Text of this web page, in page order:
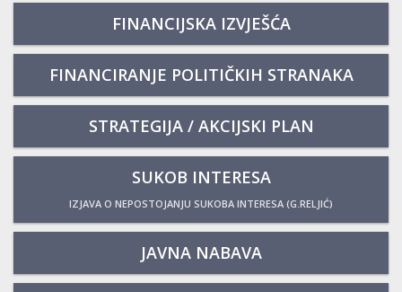
FINANCIJSKA IZVJEŠĆA
FINANCIRANJE POLITIČKIH STRANAKA
STRATEGIJA / AKCIJSKI PLAN
SUKOB INTERESA
IZJAVA O NEPOSTOJANJU SUKOBA INTERESA (G.RELJIĆ)
JAVNA NABAVA